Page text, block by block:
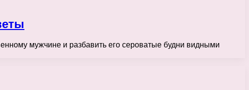
мужчине и разбавить его сероватые будни видными